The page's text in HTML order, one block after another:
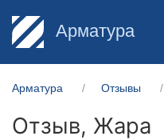
Арматура
Арматура Отзывы
Отзыв, Жара